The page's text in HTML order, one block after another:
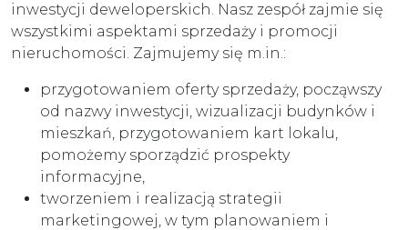
inwestycji deweloperskich. Nasz zespół zajmie się
wszystkimi aspektami sprzedaży i promocji
nieruchomości. Zajmujemy się m.in.:
przygotowaniem oferty sprzedaży, począwszy
od nazwy inwestycji, wizualizacji budynków i
mieszkań, przygotowaniem kart lokalu,
pomożemy sporządzić prospekty
informacyjne,
tworzeniem i realizacją strategii
marketingowej, w tym planowaniem i